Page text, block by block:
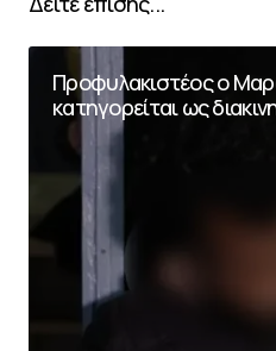
Προφυλακιστέος ο
κατηγορείται ως